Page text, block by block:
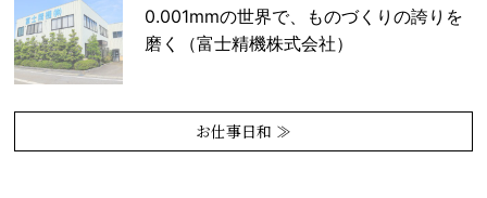
0.001mmの世界で、ものづくりの誇りを
磨く（富士精機株式会社）
お仕事日和 ≫